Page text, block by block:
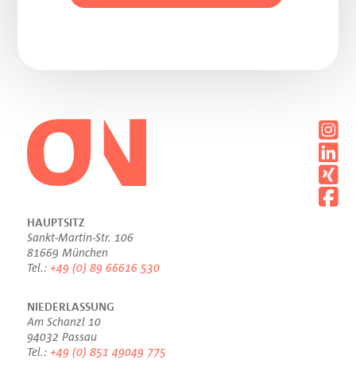
HAUPTSITZ
Sankt-Martin-Str. 106
81669 München
Tel.:+49 (0) 89 66616 530
NIEDERLASSUNG
Am Schanzl 10
94032 Passau
Tel.:+49 (0) 851 49049 775